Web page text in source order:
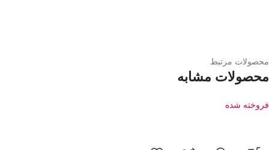
محصولات مرتبط
محصولات مشابه
فروخته شده